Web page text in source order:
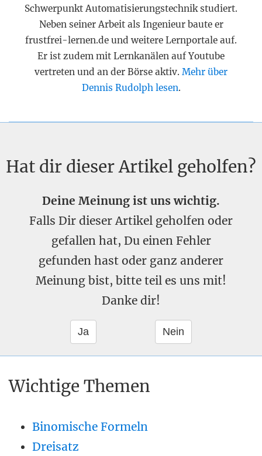
Schwerpunkt Automatisierungstechnik studiert.
Neben seiner Arbeit als Ingenieur baute er
frustfrei-lernen.de und weitere Lernportale auf.
Er ist zudem mit Lernkanälen auf Youtube
vertreten und an der Börse aktiv. Mehr über
Dennis Rudolph lesen.
Hat dir dieser Artikel geholfen?
Deine Meinung ist uns wichtig.
Falls Dir dieser Artikel geholfen oder
gefallen hat, Du einen Fehler
gefunden hast oder ganz anderer
Meinung bist, bitte teil es uns mit!
Danke dir!
Wichtige Themen
Binomische Formeln
Dreisatz